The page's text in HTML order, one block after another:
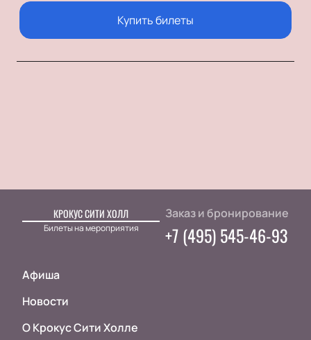
Купить билеты
КРОКУС СИТИ ХОЛЛ
Билеты на мероприятия
Афиша
Новости
О Крокус Сити Холле
Заказ и бронирование
+7 (495) 545-46-93